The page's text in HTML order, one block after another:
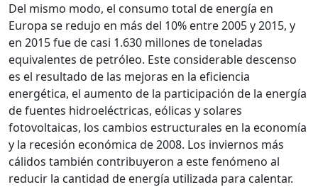
Del mismo modo, el consumo total de energía en
Europa se redujo en más del 10% entre 2005 y 2015, y
en 2015 fue de casi 1.630 millones de toneladas
equivalentes de petróleo. Este considerable descenso
es el resultado de las mejoras en la eficiencia
energética, el aumento de la participación de la energía
de fuentes hidroeléctricas, eólicas y solares
fotovoltaicas, los cambios estructurales en la economía
y la recesión económica de 2008. Los inviernos más
cálidos también contribuyeron a este fenómeno al
reducir la cantidad de energía utilizada para calentar.